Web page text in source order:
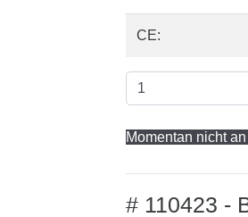
CE:
Momentan nicht
# 110423 -